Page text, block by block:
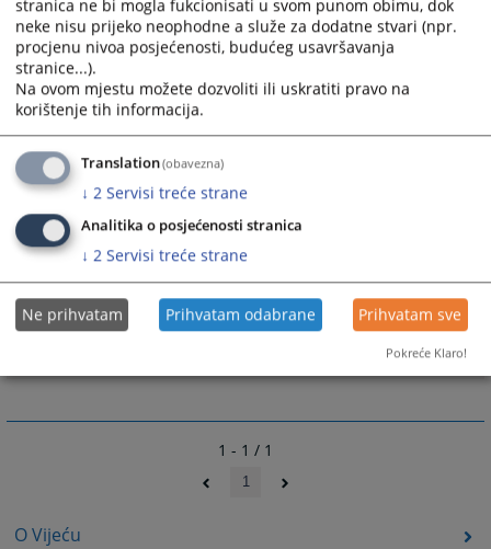
O Vijeću
od jula 2010. godine.
8741 VIEWS
Links
Brošura UDT o disciplinskim postupcima
Formular za podnošenje pritužbe
Godišnji izvještaji Ureda disciplinskog tužioca
Ured disciplinskog tužioca
1 - 1 / 1
1
stranica ne bi mogla fukcionisati u svom punom obimu, dok
neke nisu prijeko neophodne a služe za dodatne stvari (npr.
procjenu nivoa posjećenosti, budućeg usavršavanja
stranice...).
Na ovom mjestu možete dozvoliti ili uskratiti pravo na
korištenje tih informacija.
Translation(obavezna)
↓ 2 Servisi treće strane
Analitika o posjećenosti stranica
↓ 2 Servisi treće strane
Ne prihvatam Prihvatam odabrane Prihvatam sve
Pokreće Klaro!